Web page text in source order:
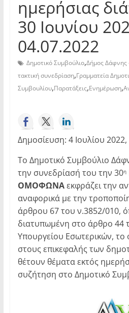
ημερήσιας
30 Ιουνίου
04.07.2022
Δημοτικό Συμβούλιο,Δήμος Δάφνης
τακτική συνεδρίαση,Γραμματεία
Συμβουλίου,Παρατάξεις,Ενημέρωση,
Δημοσίευση: 4 Ιουλίου
Το Δημοτικό Συμβούλιο
την συνεδρίασή του την 30η
ΟΜΟΦΩΝΑεκφράζει την
αναφορικά με την
άρθρου 67 του ν.3852/010,
διατυπωμένη στο άρθρο 44
Υπουργείου Εσωτερικών, το
στους επικεφαλής των
θέτουν θέματα εκτός
συζήτηση στο Δημοτικό